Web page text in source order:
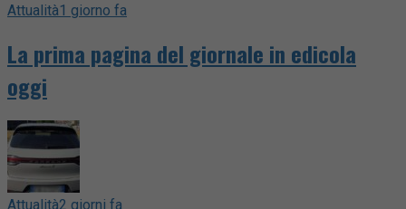
Attualità1 giorno fa
La prima pagina del giornale in edicola
oggi
Attualità2 giorni fa